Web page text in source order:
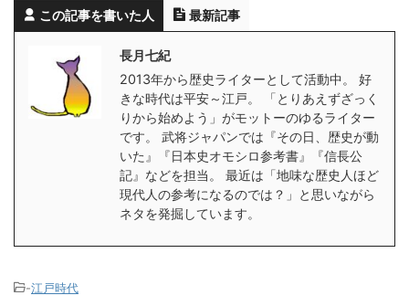
この記事を書いた人 最新記事
長月七紀
2013年から歴史ライターとして活動中。 好
きな時代は平安～江戸。 「とりあえずざっく
りから始めよう」がモットーのゆるライター
です。 武将ジャパンでは『その日、歴史が動
いた』『日本史オモシロ参考書』『信長公
記』などを担当。 最近は「地味な歴史人ほど
現代人の参考になるのでは？」と思いながら
ネタを発掘しています。
-江戸時代